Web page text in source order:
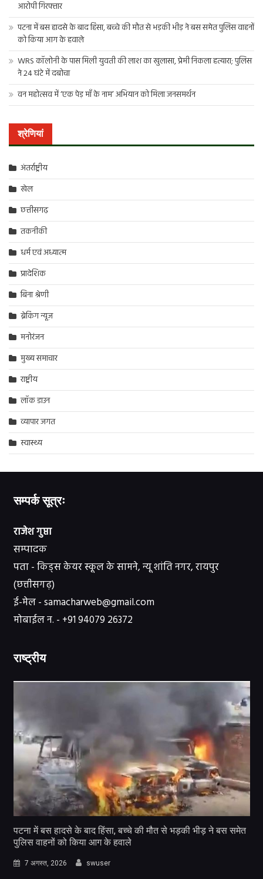
आरोपी गिरफ्तार
पटना में बस हादसे के बाद हिंसा, बच्चे की मौत से भड़की भीड़ ने बस समेत पुलिस वाहनों
को किया आग के हवाले
WRS कॉलोनी के पास मिली युवती की लाश का खुलासा, प्रेमी निकला हत्यारा; पुलिस
ने 24 घंटे में दबोचा
वन महोत्सव में ‘एक पेड़ माँ के नाम’ अभियान को मिला जनसमर्थन
श्रेणियां
अंतर्राष्ट्रीय
खेल
छत्तीसगढ़
तकनीकी
धर्म एवं अध्यात्म
प्रादेशिक
बिना श्रेणी
ब्रेकिंग न्यूज़
मनोरंजन
मुख्य समाचार
राष्ट्रीय
लॉक डाउन
व्यापार जगत
स्वास्थ्य
सम्पर्क सूत्रः
राजेश गुप्ता
सम्पादक
पता - किड्स केयर स्कूल के सामने, न्यू शांति नगर, रायपुर
(छत्तीसगढ़)
ई-मेल - samacharweb@gmail.com
मोबाईल न. - +91 94079 26372
राष्ट्रीय
पटना में बस हादसे के बाद हिंसा, बच्चे की मौत से भड़की भीड़ ने बस समेत
पुलिस वाहनों को किया आग के हवाले
7 अगस्त, 2026 swuser